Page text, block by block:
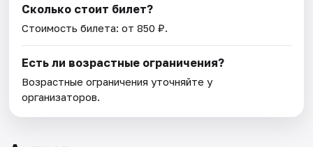
Сколько стоит билет?
Стоимость билета: от 850 ₽.
Есть ли возрастные ограничения?
Возрастные ограничения уточняйте у
организаторов.